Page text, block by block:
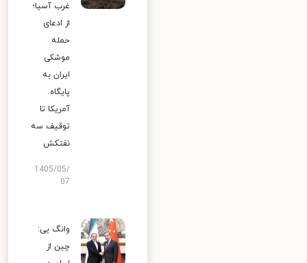
غرب آسیا؛
از ادعای
حمله
موشکی
ایران به
پایگاه
آمریکا تا
توقیف سه
نفتکش
1405/05/
07
وانگ یی:
چین از